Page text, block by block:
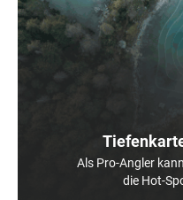
Als Pro-Angler
die Hot-